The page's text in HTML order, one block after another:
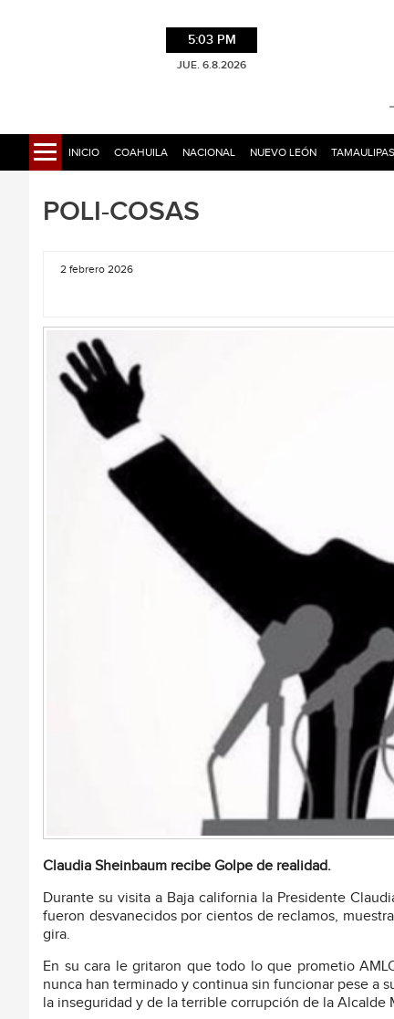
5:03 PM
JUE. 6.8.2026
INICIO COAHUILA NACIONAL NUEVO LEÓN TAMAULIPAS
POLI-COSAS
2 febrero 2026
Claudia Sheinbaum recibe Golpe de realidad.
Durante su visita a Baja california la Presidente
fueron desvanecidos por cientos de reclamos,
gira.
En su cara le gritaron que todo lo que prometio
nunca han terminado y continua sin funcionar pese a
la inseguridad y de la terrible corrupción de la Alcalde